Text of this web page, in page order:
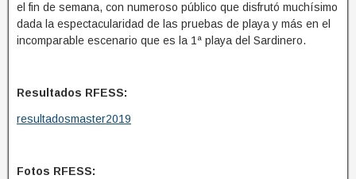
el fin de semana, con numeroso público que disfrutó muchísimo
dada la espectacularidad de las pruebas de playa y más en el
incomparable escenario que es la 1ª playa del Sardinero.
Resultados RFESS:
resultadosmaster2019
Fotos RFESS: